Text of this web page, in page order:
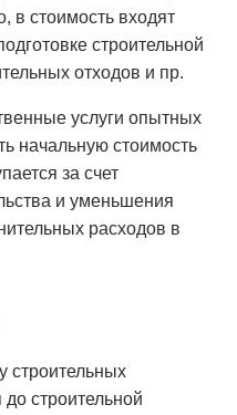
в стоимость входят
строительной
отходов и пр.
услуги опытных
начальную стоимость
за счет
и уменьшения
расходов в
строительных
строительной